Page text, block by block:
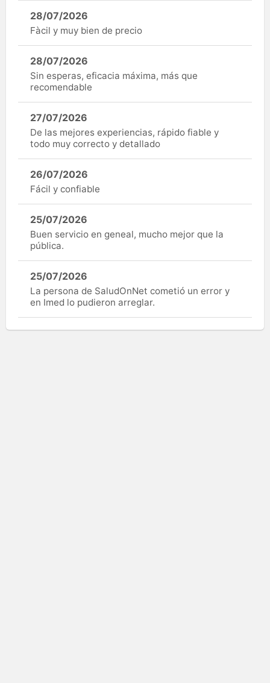
28/07/2026
Fàcil y muy bien de precio
28/07/2026
Sin esperas, eficacia máxima, más que
recomendable
27/07/2026
De las mejores experiencias, rápido fiable y
todo muy correcto y detallado
26/07/2026
Fácil y confiable
25/07/2026
Buen servicio en geneal, mucho mejor que la
pública.
25/07/2026
La persona de SaludOnNet cometió un error y
en Imed lo pudieron arreglar.